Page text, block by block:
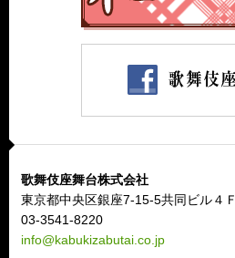
歌舞伎座舞台株式会社
東京都中央区銀座7-15-5共同ビル４Ｆ
03-3541-8220
info@kabukizabutai.co.jp